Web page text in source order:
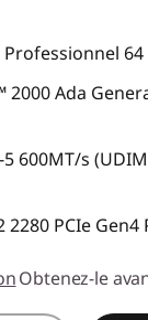
64
2000 Ada
600MT/s
2280 PCIe
Obtenez-le